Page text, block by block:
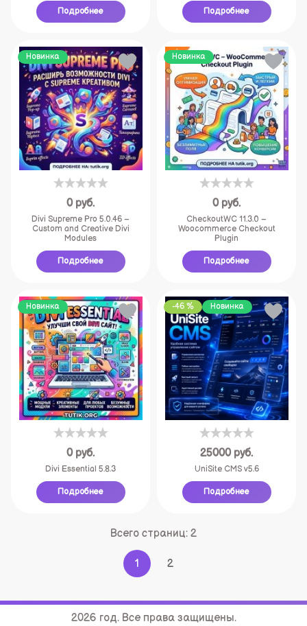
Подробнее Подробнее
Новинка
0 руб.
Divi Supreme Pro 5.0.46 –
Custom and Creative Divi
Modules
Подробнее
Новинка
0 руб.
CheckoutWC 11.3.0 –
Woocommerce Checkout
Plugin
Подробнее
Новинка
0 руб.
Divi Essential 5.8.3
Подробнее
-46 % Новинка
25000 руб.
UniSite CMS v5.6
Подробнее
Всего страниц: 2
1 2
2026 год. Все права защищены.